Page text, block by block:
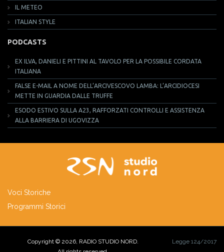
IL METEO
ITALIAN STYLE
PODCASTS
EX ILVA, DANIELI E PITTINI AL TAVOLO PER LA POSSIBILE CORDATA
ITALIANA
FALSE E-MAIL A NOME DELL’ARCIVESCOVO LAMBA: L’ARCIDIOCESI
METTE IN GUARDIA DALLE TRUFFE
ESODO ESTIVO SULLA A23, RAFFORZATI CONTROLLI E ASSISTENZA
ALLA BARRIERA DI UGOVIZZA
Voci Storiche
Programmi Storici
Copyright © 2026, RADIO STUDIO NORD.
Legge 124/2017